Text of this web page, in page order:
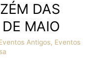
DAS
MAIO
Antigos, Eventos